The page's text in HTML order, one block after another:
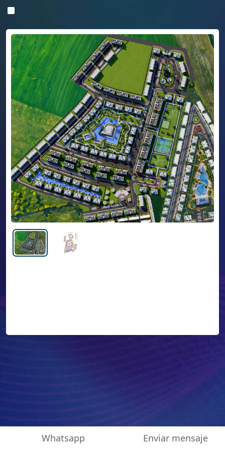
Whatsapp Enviar mensaje